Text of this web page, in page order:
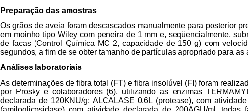
Preparação das amostras
Os grãos de aveia foram descascados manualmente para posterior
em moinho tipo Wiley com peneira de 1 mm e, seqüencialmente,
de facas (Control Química MC 2, capacidade de 150 g) com
segundos, a fim de se obter tamanho de partículas apropriado para as
Análises laboratoriais
As determinações de fibra total (FT) e fibra insolúvel (FI) foram
por Prosky e colaboradores (6), utilizando as enzimas
declarada de 120KNU/g; ALCALASE 0.6L (protease), com
(amiloglicosidase) com atividade declarada de 200AGU/ml, todas